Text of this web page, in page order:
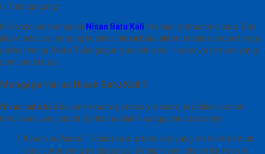
di Tulungagung
Inilah alasan mengapa Nisan Batu Kali menjadi primadona baru. Dan
jika kita bicara tentang kualitas nisan batu alam terbaik dengan harga
paling miring. Maka Tulungagung adalah satu – satunya tempat yang
perlu anda tuju.
Mengapa Harus Nisan Batu Kali ?
Nisan batu kali bukan sekadar penanda makam. Ia adalah simbol
ketulusan yang abadi. Berikut adalah keunggulan utamanya:
Keunikan Alami : Tidak ada dua batu kali yang memiliki bentuk
atau corak yang persis sama. Setiap nisan adalah karya seni